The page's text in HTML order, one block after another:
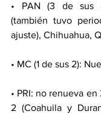
• PAN (3 de sus
(también tuvo
ajuste), Chihuahua,
• MC (1 de sus 2):
• PRI: no renueva
2 (Coahuila y